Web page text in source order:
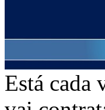
Está cada